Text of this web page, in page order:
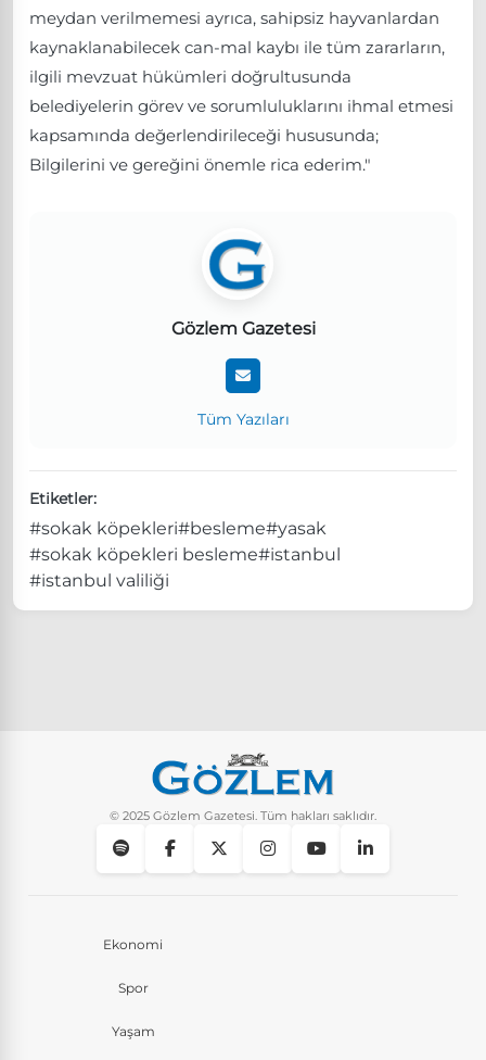
meydan verilmemesi ayrıca, sahipsiz hayvanlardan
kaynaklanabilecek can-mal kaybı ile tüm zararların,
ilgili mevzuat hükümleri doğrultusunda
belediyelerin görev ve sorumluluklarını ihmal etmesi
kapsamında değerlendirileceği hususunda;
Bilgilerini ve gereğini önemle rica ederim."
Gözlem Gazetesi
Tüm Yazıları
Etiketler:
#sokak köpekleri#besleme#yasak
#sokak köpekleri besleme#istanbul
#istanbul valiliği
© 2025 Gözlem Gazetesi. Tüm hakları saklıdır.
Ekonomi
Spor
Yaşam